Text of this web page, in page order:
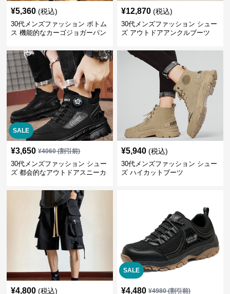
¥5,360 (税込)
30代メンズファッション ボトム
ス 機能的なカーゴジョガーパン
¥12,870 (税込)
30代メンズファッション シュー
ズ アウトドアアンクルブーツ
SALE
¥3,650 ¥4060(割引前)
30代メンズファッション シュー
ズ 都会的なアウトドアスニーカ
¥5,940 (税込)
30代メンズファッション シュー
ズ ハイカットブーツ
¥4,800 (税込)
SALE
¥4,480 ¥4980(割引前)